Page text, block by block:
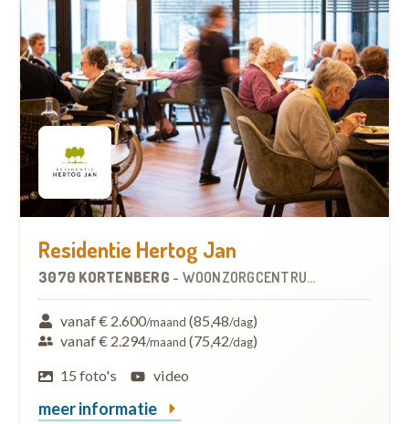
Residentie Hertog Jan
3070 KORTENBERG - WOONZORGCENTRUM (WZC)
vanaf € 2.600/maand (85,48/dag)
vanaf € 2.294/maand (75,42/dag)
15 foto's
video
meer informatie